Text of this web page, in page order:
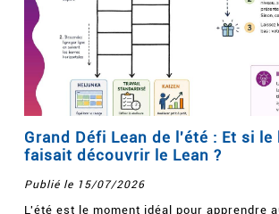
Grand Défi Lean de l'été : Et si le
faisait découvrir le Lean ?
Publié le 15/07/2026
L'été est le moment idéal pour apprendre